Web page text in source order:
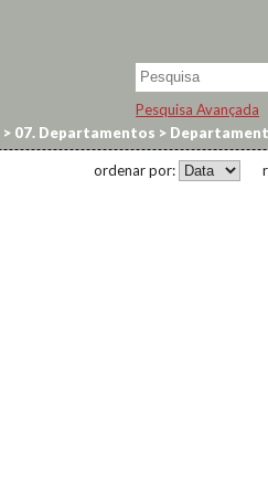
Pesquisa Avançada
> 07. Departamentos >
ordenar por: